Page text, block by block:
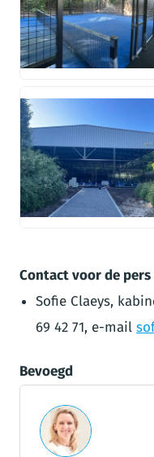
JPEG
JPEG
Contact voor de pers
Sofie Claeys,
69 42 71, e-mail
Bevoegd